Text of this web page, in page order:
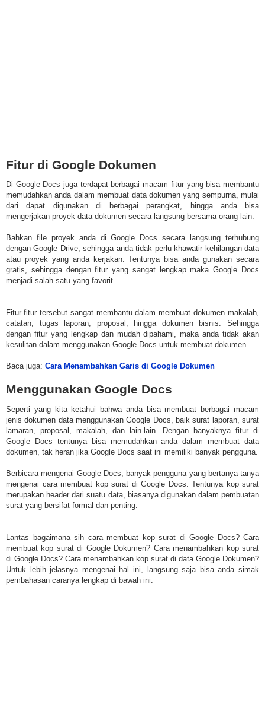
Fitur di Google Dokumen
Di Google Docs juga terdapat berbagai macam fitur yang bisa membantu
memudahkan anda dalam membuat data dokumen yang sempurna, mulai
dari dapat digunakan di berbagai perangkat, hingga anda bisa
mengerjakan proyek data dokumen secara langsung bersama orang lain.
Bahkan file proyek anda di Google Docs secara langsung terhubung
dengan Google Drive, sehingga anda tidak perlu khawatir kehilangan data
atau proyek yang anda kerjakan. Tentunya bisa anda gunakan secara
gratis, sehingga dengan fitur yang sangat lengkap maka Google Docs
menjadi salah satu yang favorit.
Fitur-fitur tersebut sangat membantu dalam membuat dokumen makalah,
catatan, tugas laporan, proposal, hingga dokumen bisnis. Sehingga
dengan fitur yang lengkap dan mudah dipahami, maka anda tidak akan
kesulitan dalam menggunakan Google Docs untuk membuat dokumen.
Baca juga: Cara Menambahkan Garis di Google Dokumen
Menggunakan Google Docs
Seperti yang kita ketahui bahwa anda bisa membuat berbagai macam
jenis dokumen data menggunakan Google Docs, baik surat laporan, surat
lamaran, proposal, makalah, dan lain-lain. Dengan banyaknya fitur di
Google Docs tentunya bisa memudahkan anda dalam membuat data
dokumen, tak heran jika Google Docs saat ini memiliki banyak pengguna.
Berbicara mengenai Google Docs, banyak pengguna yang bertanya-tanya
mengenai cara membuat kop surat di Google Docs. Tentunya kop surat
merupakan header dari suatu data, biasanya digunakan dalam pembuatan
surat yang bersifat formal dan penting.
Lantas bagaimana sih cara membuat kop surat di Google Docs? Cara
membuat kop surat di Google Dokumen? Cara menambahkan kop surat
di Google Docs? Cara menambahkan kop surat di data Google Dokumen?
Untuk lebih jelasnya mengenai hal ini, langsung saja bisa anda simak
pembahasan caranya lengkap di bawah ini.